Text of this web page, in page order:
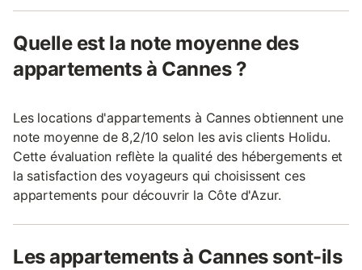
Quelle est la note moyenne des
appartements à Cannes ?
Les locations d'appartements à Cannes obtiennent une
note moyenne de 8,2/10 selon les avis clients Holidu.
Cette évaluation reflète la qualité des hébergements et
la satisfaction des voyageurs qui choisissent ces
appartements pour découvrir la Côte d'Azur.
Les appartements à Cannes sont-ils